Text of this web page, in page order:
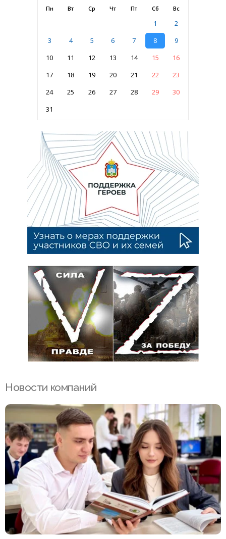
Пн Вт Ср Чт Пт Сб Вс
1
2
3
4 5 6 7 8
9
10
11 12 13 14 15
16
17
18 19 20 21 22
23
24
25 26 27 28 29
30
31
Новости компаний